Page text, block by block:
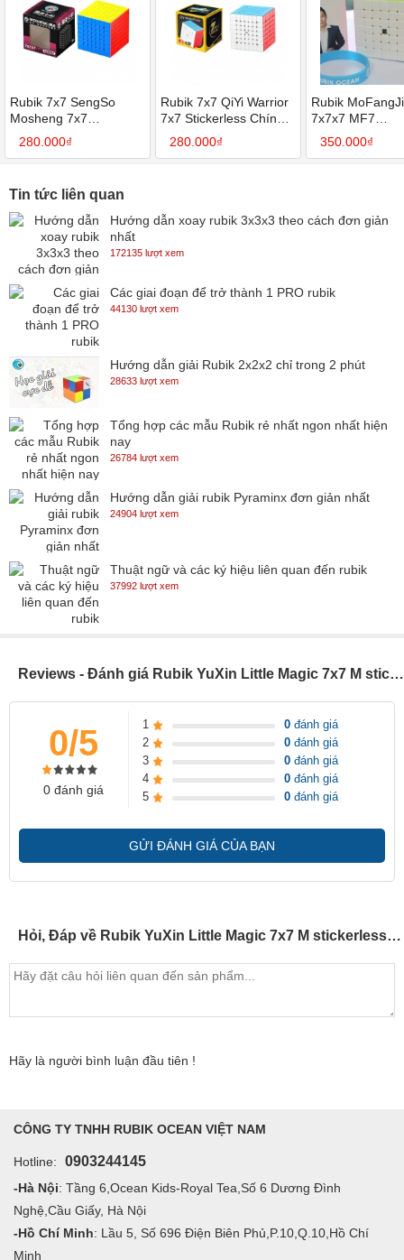
Rubik 7x7 SengSo
Mosheng 7x7
Stickerless Chính Hãng
- Khối Rubik 7 Tầng
280.000₫
Rubik 7x7 QiYi Warrior
7x7 Stickerless Chính
Hãng - Rubik 7 Tầng
Giá Tốt Cho Người Mới
280.000₫
Rubik
7x7x7 MF7
350.000₫
Tin tức liên quan
Hướng dẫn xoay rubik 3x3x3 theo cách đơn giản
nhất
172135 lượt xem
Các giai đoạn để trở thành 1 PRO rubik
44130 lượt xem
Hướng dẫn giải Rubik 2x2x2 chỉ trong 2 phút
28633 lượt xem
Tổng hợp các mẫu Rubik rẻ nhất ngon nhất hiện
nay
26784 lượt xem
Hướng dẫn giải rubik Pyraminx đơn giản nhất
24904 lượt xem
Thuật ngữ và các ký hiệu liên quan đến rubik
37992 lượt xem
Reviews - Đánh giá Rubik YuXin Little Magic 7x7 M stickerless (có nam châm) - SP005179
0/5
0 đánh giá
1 0 đánh giá
2
0 đánh giá
3
0 đánh giá
4
0 đánh giá
5
0 đánh giá
GỬI ĐÁNH GIÁ CỦA BẠN
Hỏi, Đáp về Rubik YuXin Little Magic 7x7 M stickerless (có nam châm) - SP005179
Hãy là người bình luận đầu tiên !
CÔNG TY TNHH RUBIK OCEAN VIỆT NAM
Hotline: 0903244145
-Hà Nội: Tầng 6,Ocean Kids-Royal Tea,Số 6 Dương Đình
Nghệ,Cầu Giấy, Hà Nội
-Hồ Chí Minh: Lầu 5, Số 696 Điện Biên Phủ,P.10,Q.10,Hồ Chí
Minh